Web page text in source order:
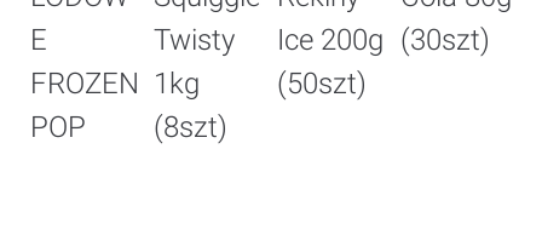
E
FROZEN
POP
Twisty
1kg
(8szt)
Ice 200g
(50szt)
(30szt)